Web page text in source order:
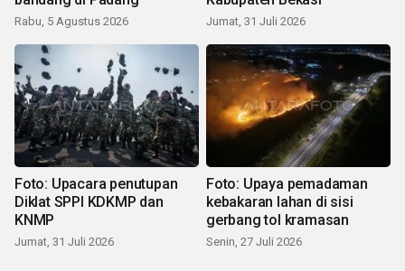
Rabu, 5 Agustus 2026 Jumat, 31 Juli 2026
Foto: Upacara penutupan
Diklat SPPI KDKMP dan
KNMP
Jumat, 31 Juli 2026
Foto: Upaya pemadaman
kebakaran lahan di sisi
gerbang tol kramasan
Senin, 27 Juli 2026